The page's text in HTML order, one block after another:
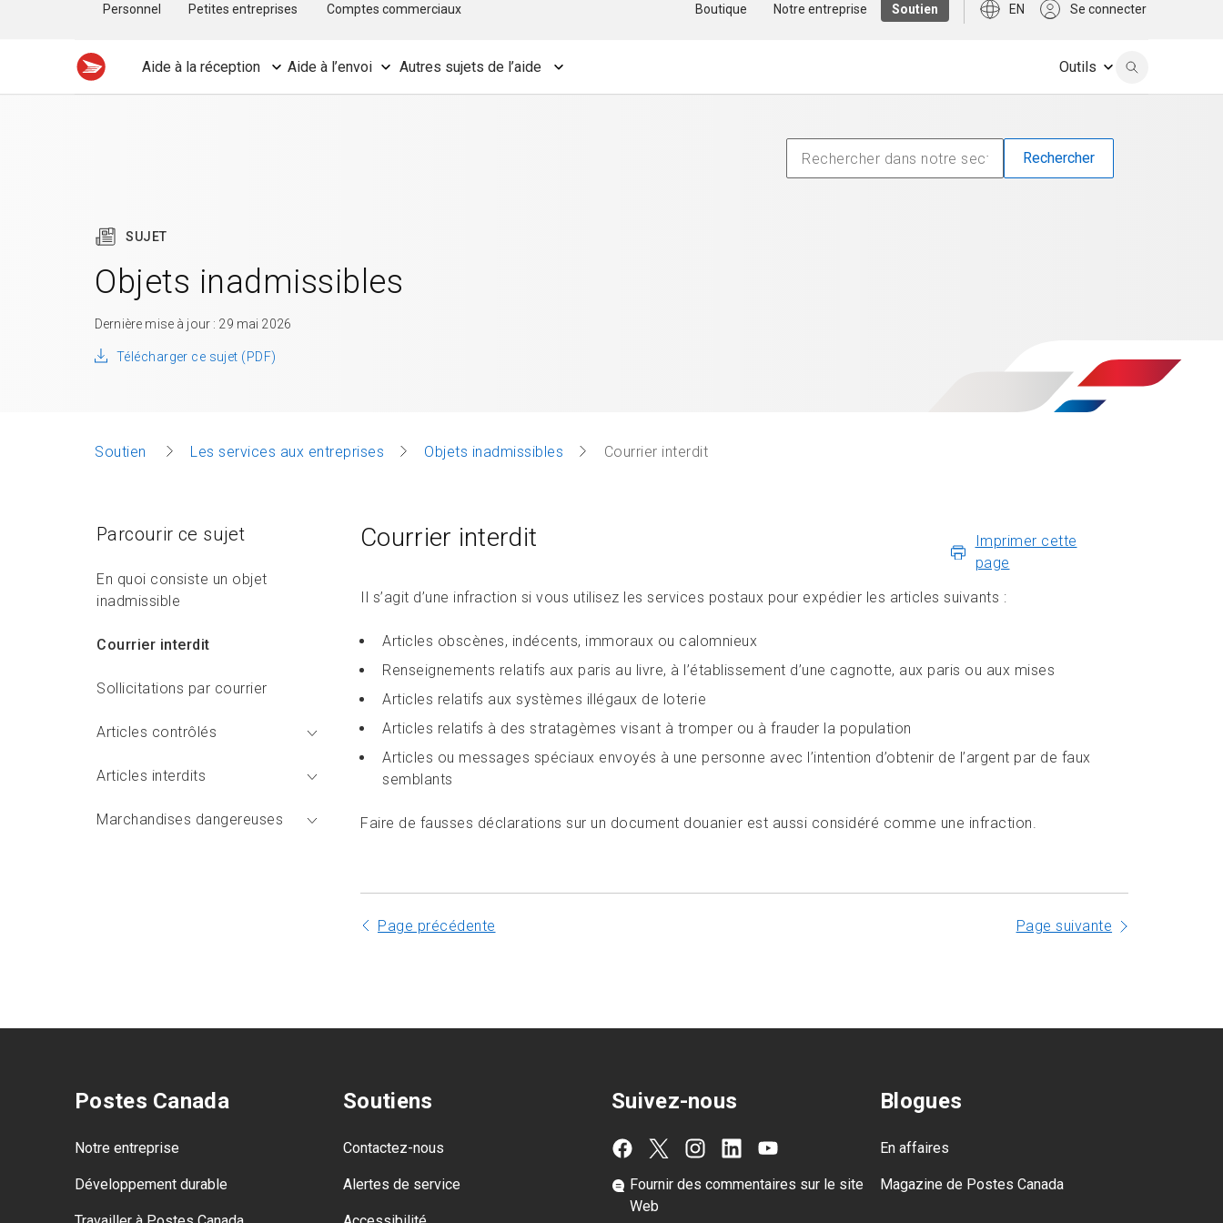
Personnel Petites entreprises Comptes commerciaux Boutique Notre entreprise Soutien EN Se connecter
Aide à la réception Aide à l’envoi Autres sujets de l’aide Outils
SUJET
Objets inadmissibles
Dernière mise à jour : 29 mai 2026
Télécharger ce sujet (PDF)
Soutien Les services aux entreprises Objets inadmissibles Courrier interdit
Parcourir ce sujet
En quoi consiste un objet
inadmissible
Courrier interdit
Sollicitations par courrier
Articles contrôlés
Articles interdits
Marchandises dangereuses
Courrier interdit
Imprimer cette
page
Il s’agit d’une infraction si vous utilisez les services postaux pour expédier les articles suivants :
Articles obscènes, indécents, immoraux ou calomnieux
Renseignements relatifs aux paris au livre, à l’établissement d’une cagnotte, aux paris ou aux mises
Articles relatifs aux systèmes illégaux de loterie
Articles relatifs à des stratagèmes visant à tromper ou à frauder la population
Articles ou messages spéciaux envoyés à une personne avec l’intention d’obtenir de l’argent par de faux
semblants
Faire de fausses déclarations sur un document douanier est aussi considéré comme une infraction.
Page précédente Page suivante
Postes Canada
Notre entreprise
Développement durable
Soutiens
Contactez-nous
Alertes de service
Suivez-nous
Fournir des commentaires sur le site
Web
Blogues
En affaires
Magazine de Postes Canada